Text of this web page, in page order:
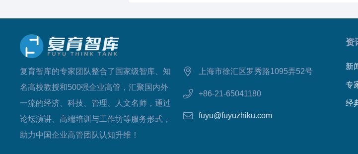
复育智库的专家团队整合了国家级智库、知
名高校教授和500强企业高管，汇聚国内外
一流的经济、科技、管理、人文名师，通过
论坛演讲、高端培训与工作坊等服务形式，
助力中国企业高管团队认知升维！
上海市徐汇区罗秀路1095弄52号
+86-21-65041180
fuyu@fuyuzhiku.com
资
新
专
经